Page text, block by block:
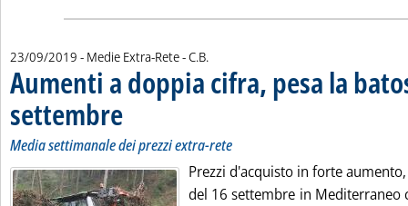
23/09/2019 - Medie Extra-Rete -di:
C.B.
Aumenti a doppia cifra, pesa la
settembre . Sottotitolo: Media settimanale dei prezzi extra-rete
. Pubblicata lunedì 23 settembre 2019 alle 15.18.
Media settimanale dei prezzi extra-rete
Prezzi d'acquisto in forte
del 16 settembre in Mediterraneo